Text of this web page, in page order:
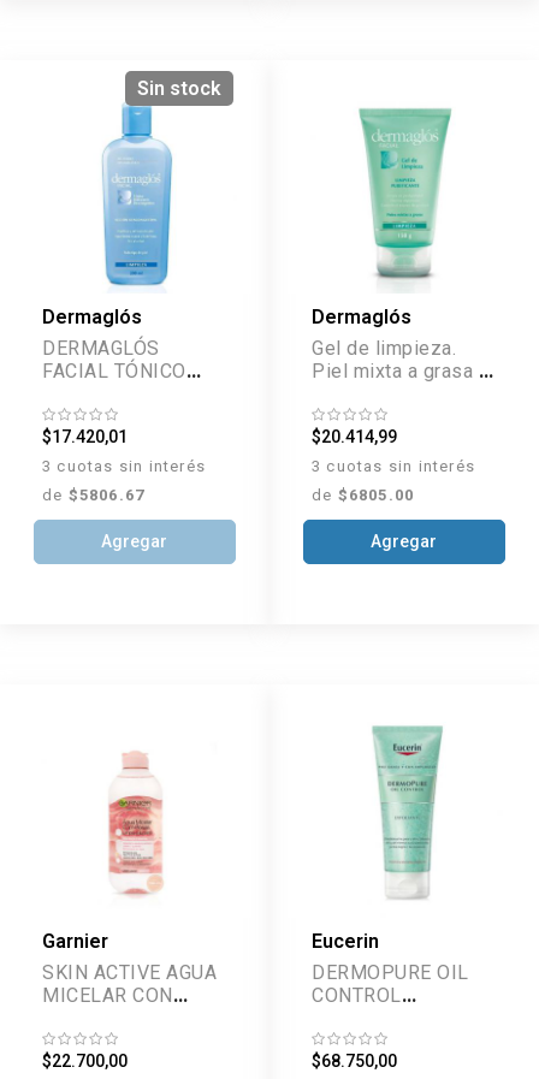
Sin stock
Dermaglós
DERMAGLÓS
FACIAL TÓNICO
ML
$17.420,01
3 cuotas sin interés
de $5806.67
Agregar
Dermaglós
Gel de limpieza.
Piel mixta a grasa x
$20.414,99
3 cuotas sin interés
de $6805.00
Agregar
Garnier
SKIN ACTIVE AGUA
MICELAR CON
$22.700,00
Eucerin
DERMOPURE OIL
CONTROL
ML
$68.750,00